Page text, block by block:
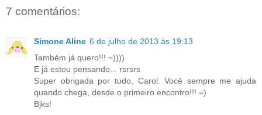
7 comentários:
Simone Aline 6 de julho de 2013 às 19:13
Também já quero!!! =))))
E já estou pensando... rsrsrs
Super obrigada por tudo, Carol. Você sempre me ajuda
quando chega, desde o primeiro encontro!!! =)
Bjks!